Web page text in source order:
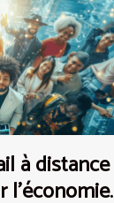
à distance
l'économie